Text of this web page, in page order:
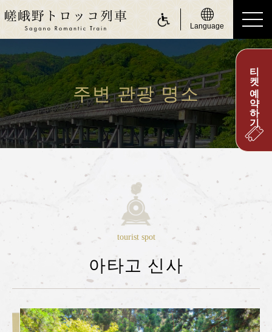
Language
ride a Sagano Romantic Train
토롯코 승차
운행 스케줄 안내
시간표 안내
좌석 안내
몸이 불편하신 고객님
사가노 토롯코에 대하여
사가노 토롯코 열차란
계절별 즐기는 법
티켓 예약하기
주변 관광 명소
tourist spot
아타고 신사